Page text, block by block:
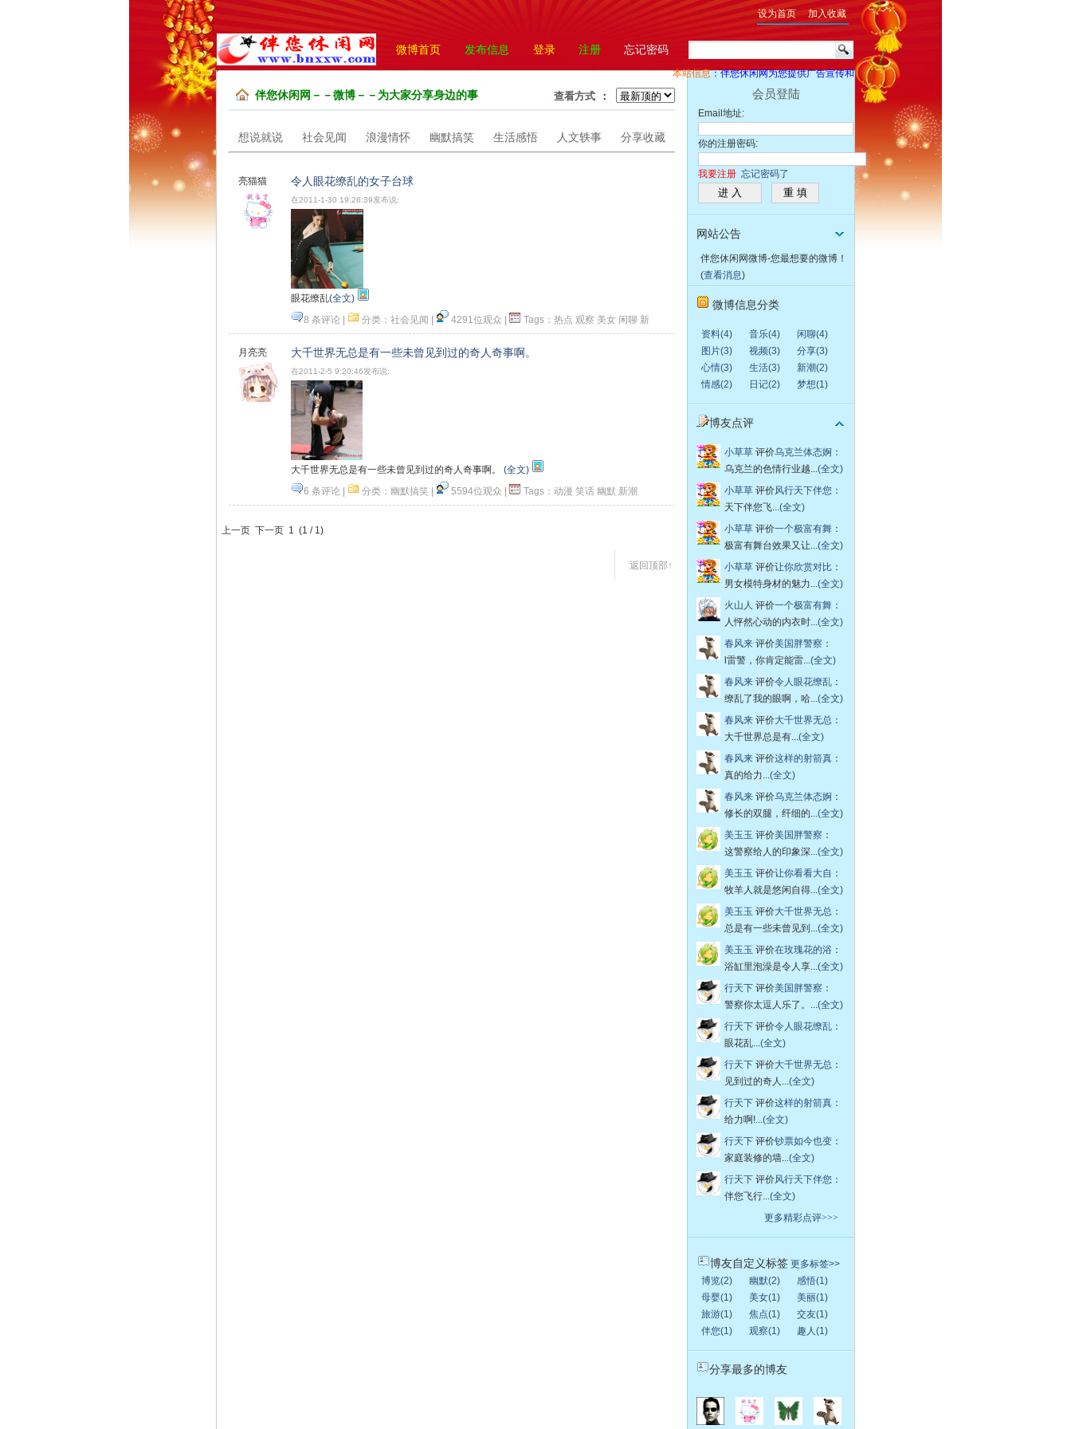
设为首页 加入收藏
微博首页 发布信息 登录 注册 忘记密码
本站信息：伴您休闲网为您提供广告宣传和产品信息发布，并诚征赞助商。有意向者，请与我
伴您休闲网－－微博－－为大家分享身边的事 查看方式 ：
想说就说 社会见闻 浪漫情怀 幽默搞笑 生活感悟 人文轶事 分享收藏
亮猫猫 令人眼花缭乱的女子台球
在2011-1-30 19:26:39发布说:
眼花缭乱(全文)
8 条评论
分类： 社会见闻 4291位观众 Tags： 热点 观察 美女 闲聊 新
潮 视频
顶一下
月亮亮 大千世界无总是有一些未曾见到过的奇人奇事啊。
在2011-2-5 9:20:46发布说:
大千世界无总是有一些未曾见到过的奇人奇事啊。 (全文)
6 条评论
分类： 幽默搞笑 5594位观众 Tags： 动漫 笑话 幽默 新潮
顶一下
上一页 下一页 1 (1 / 1)
返回顶部↑
会员登陆
Email地址:
你的注册密码:
我要注册 忘记密码了
网站公告
伴您休闲网微博-您最想要的微博！
(查看消息)
微博信息分类
资料(4) 音乐(4)
闲聊(4)
图片(3)
视频(3)
分享(3)
心情(3)
生活(3)
新潮(2)
情感(2)
日记(2) 梦想(1)
博友点评
小草草 评价乌克兰体态婀 ：
乌克兰的色情行业越...(全文)
小草草 评价风行天下伴您 ：
天下伴您飞...(全文)
小草草 评价一个极富有舞 ：
极富有舞台效果又让...(全文)
小草草 评价让你欣赏对比 ：
男女模特身材的魅力...(全文)
火山人 评价一个极富有舞 ：
人怦然心动的内衣时...(全文)
春风来 评价美国胖警察 ：
l雷警，你肯定能雷...(全文)
春风来 评价令人眼花缭乱 ：
缭乱了我的眼啊，哈...(全文)
春风来 评价大千世界无总 ：
大千世界总是有...(全文)
春风来 评价这样的射箭真 ：
真的给力...(全文)
春风来 评价乌克兰体态婀 ：
修长的双腿，纤细的...(全文)
美玉玉 评价美国胖警察 ：
这警察给人的印象深...(全文)
美玉玉 评价让你看看大自 ：
牧羊人就是悠闲自得...(全文)
美玉玉 评价大千世界无总 ：
总是有一些未曾见到...(全文)
美玉玉 评价在玫瑰花的浴 ：
浴缸里泡澡是令人享...(全文)
行天下 评价美国胖警察 ：
警察你太逗人乐了。...(全文)
行天下 评价令人眼花缭乱 ：
眼花乱...(全文)
行天下 评价大千世界无总 ：
见到过的奇人...(全文)
行天下 评价这样的射箭真 ：
给力啊!...(全文)
行天下 评价钞票如今也变 ：
家庭装修的墙...(全文)
行天下 评价风行天下伴您 ：
伴您飞行...(全文)
更多精彩点评>>>
博友自定义标签 更多标签>>
博览(2)
幽默(2)
感悟(1)
母婴(1)
美女(1)
美丽(1)
旅游(1)
焦点(1)
交友(1)
伴您(1)
观察(1) 趣人(1)
分享最多的博友